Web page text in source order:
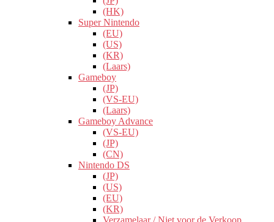
(HK)
Super Nintendo
(EU)
(US)
(KR)
(Laars)
Gameboy
(JP)
(VS-EU)
(Laars)
Gameboy Advance
(VS-EU)
(JP)
(CN)
Nintendo DS
(JP)
(US)
(EU)
(KR)